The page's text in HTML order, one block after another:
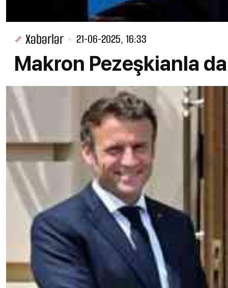
Xəbərlər 21-06-2025, 16:33
Makron Pezeşkianla